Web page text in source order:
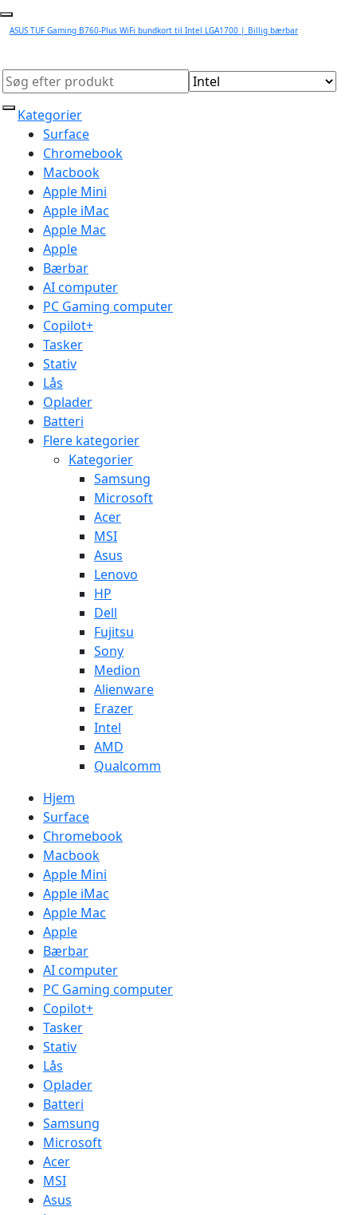
ASUS TUF Gaming B760-Plus WiFi bundkort til Intel LGA1700 | Billig bærbar
Kategorier
Surface
Chromebook
Macbook
Apple Mini
Apple iMac
Apple Mac
Apple
Bærbar
AI computer
PC Gaming computer
Copilot+
Tasker
Stativ
Lås
Oplader
Batteri
Flere kategorier
Kategorier
Samsung
Microsoft
Acer
MSI
Asus
Lenovo
HP
Dell
Fujitsu
Sony
Medion
Alienware
Erazer
Intel
AMD
Qualcomm
Hjem
Surface
Chromebook
Macbook
Apple Mini
Apple iMac
Apple Mac
Apple
Bærbar
AI computer
PC Gaming computer
Copilot+
Tasker
Stativ
Lås
Oplader
Batteri
Samsung
Microsoft
Acer
MSI
Asus